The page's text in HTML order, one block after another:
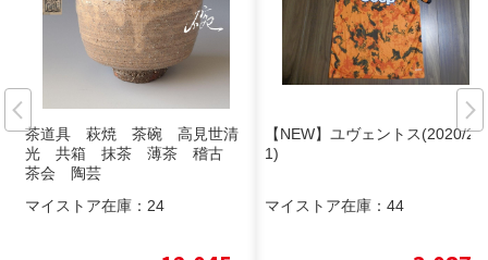
茶道具 萩焼 茶碗 高見世清
光 共箱 抹茶 薄茶 稽古
茶会 陶芸
マイストア在庫： 24
【NEW】ユヴェントス(2020/2
1)
マイストア在庫： 44